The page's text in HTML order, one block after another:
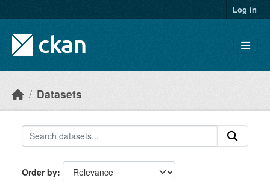
Log in
Datasets
Order by